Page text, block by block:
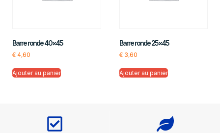
Barre ronde 40×45
€ 4,60
Ajouter au panier
Barre ronde 25×45
€3,60
Ajouter au panier